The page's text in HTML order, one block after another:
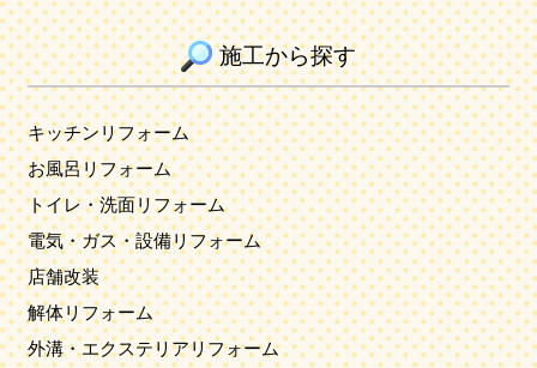
施工から探す
キッチンリフォーム
お風呂リフォーム
トイレ・洗面リフォーム
電気・ガス・設備リフォーム
店舗改装
解体リフォーム
外溝・エクステリアリフォーム